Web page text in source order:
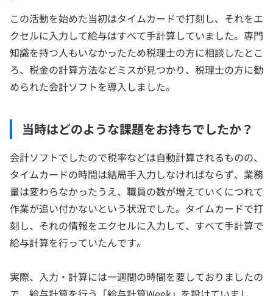
この活動を始めた当初はタイムカードで打刻し、それをエ
クセルに入力して給与はすべて手計算していました。専門
知識を持つ人もいなかったため税理士の方に相談したとこ
ろ、税金の計算方法などミスが見つかり、税理士の方に勧
められた会計ソフトを導入しました。
当時はどのような課題をお持ちでしたか？
会計ソフトでしたので税率などは自動計算されるものの、
タイムカードの時間は結局手入力しなければならず、業務
量は変わらなかったうえ、職員の数が増えていくにつれて
作業が追い付かないという状況でした。タイムカードで打
刻し、それの情報をエクセルに入力して、すべて手計算で
給与計算を行っていたんです。
実際、入力・計算には一週間の時間を要しておりましたの